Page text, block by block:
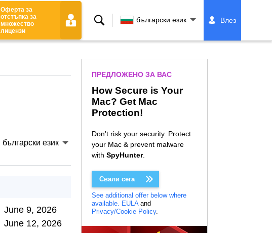
Оферта за
отстъпка за
множество
лицензи
Търсене български език Влез
български език
June 9, 2026
June 12, 2026
ПРЕДЛОЖЕНО ЗА ВАС
How Secure is Your
Mac? Get Mac
Protection!
Don't risk your security. Protect
your Mac & prevent malware
with SpyHunter.
Свали сега
See additional offer below where
available. EULAand
Privacy/Cookie Policy.